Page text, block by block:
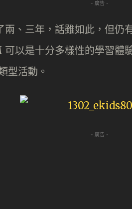
- 廣告 -
、三年，話雖如此，但仍
以是十分多樣性的學習體
型活動。
- 廣告 -